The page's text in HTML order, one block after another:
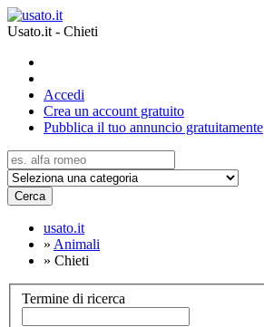
Usato.it - Chieti
Accedi
Crea un account gratuito
Pubblica il tuo annuncio gratuitamente
Cerca
usato.it
» Animali
» Chieti
Termine di ricerca